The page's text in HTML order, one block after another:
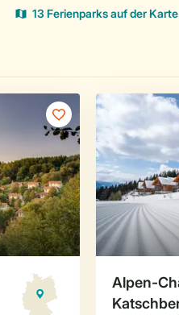
13 Ferienparks auf der Karte